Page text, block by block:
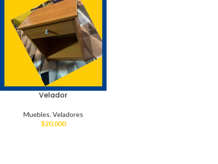
Velador
Muebles, Veladores
$20.000